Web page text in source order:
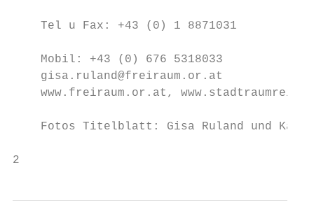
    Tel u Fax: +43 (0) 1 8871031
    Mobil: +43 (0) 676 5318033
    gisa.ruland@freiraum.or.at
www.freiraum.or.at,
Fotos Titelblatt: Gisa Ruland und
2